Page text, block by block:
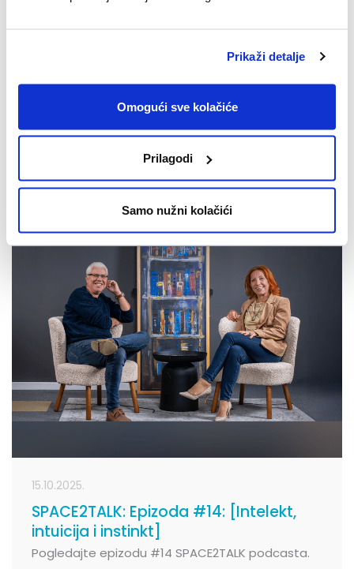
Prikaži detalje
Omogući sve kolačiće
Prilagodi
Samo nužni kolačići
Linola Forte šampon
Za suho i osjetljivo vlasište i vlasište sklono psorijazi.
15.10.2025.
SPACE2TALK: Epizoda #14: [Intelekt,
intuicija i instinkt]
Pogledajte epizodu #14 SPACE2TALK podcasta.